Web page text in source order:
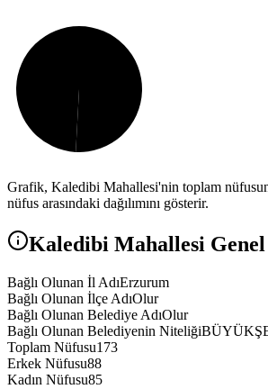
Grafik, Kaledibi Mahallesi'nin toplam
nüfus arasındaki dağılımını gösterir.
Kaledibi Mahallesi
Bağlı Olunan İl AdıErzurum
Bağlı Olunan İlçe AdıOlur
Bağlı Olunan Belediye AdıOlur
Bağlı Olunan Belediyenin Niteliği
Toplam Nüfusu173
Erkek Nüfusu88
Kadın Nüfusu85